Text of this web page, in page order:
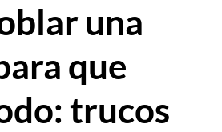
una
que
trucos